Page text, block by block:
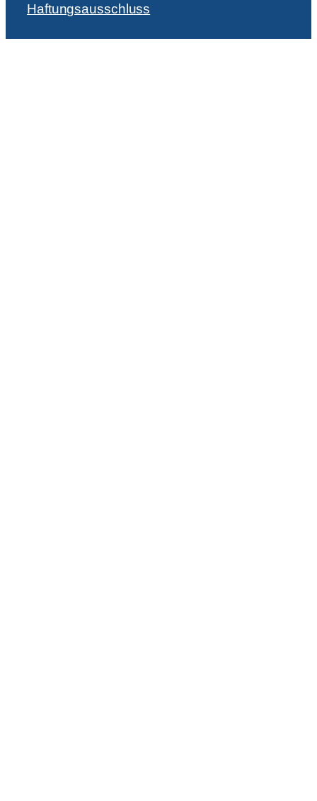
Haftungsausschluss